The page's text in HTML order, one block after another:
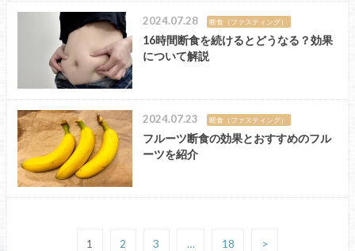
2024.07.28 断食（ファスティング）
16時間断食を続けるとどうなる？効果
について解説
2024.07.23 断食（ファスティング）
フルーツ断食の効果とおすすめのフル
ーツを紹介
1 2 3 … 18 >